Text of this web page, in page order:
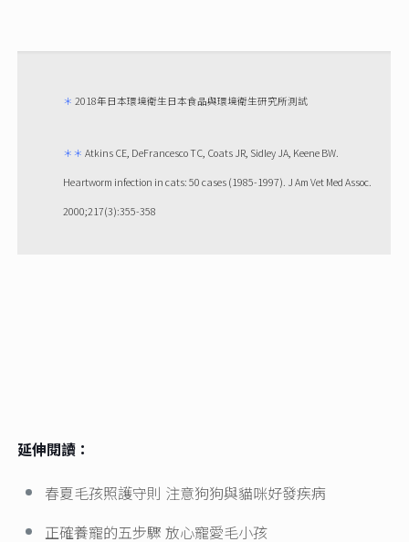
＊2018年日本環境衛生日本食品與環境衛生研究所測試
＊＊ Atkins CE, DeFrancesco TC, Coats JR, Sidley JA, Keene BW.
Heartworm infection in cats: 50 cases (1985-1997). J Am Vet Med Assoc.
2000;217(3):355-358
延伸閱讀：
春夏毛孩照護守則 注意狗狗與貓咪好發疾病
正確養寵的五步驟 放心寵愛毛小孩